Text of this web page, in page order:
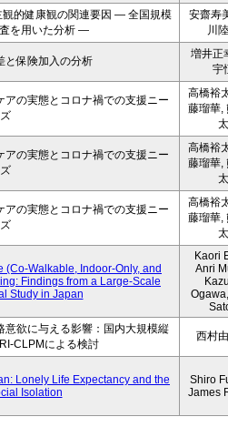
的健康観の関連要因 ― 全国規模
を用いた分析 ―
安齋寿
川
と保険加入の分析
増井正
宇
の実態とコロナ禍での支援ニー
ズ
高橋裕
藤瑠華,
太
の実態とコロナ禍での支援ニー
ズ
高橋裕
藤瑠華,
太
の実態とコロナ禍での支援ニー
ズ
高橋裕
藤瑠華,
太
(Co-Walkable, Indoor-Only, and
Findings from a Large-Scale
Study in Japan
Kaori
Anri
欲に与える影響：国内大規模縦
CLPMによる検討
西村
Lonely Life Expectancy and the
Isolation
Shiro
James